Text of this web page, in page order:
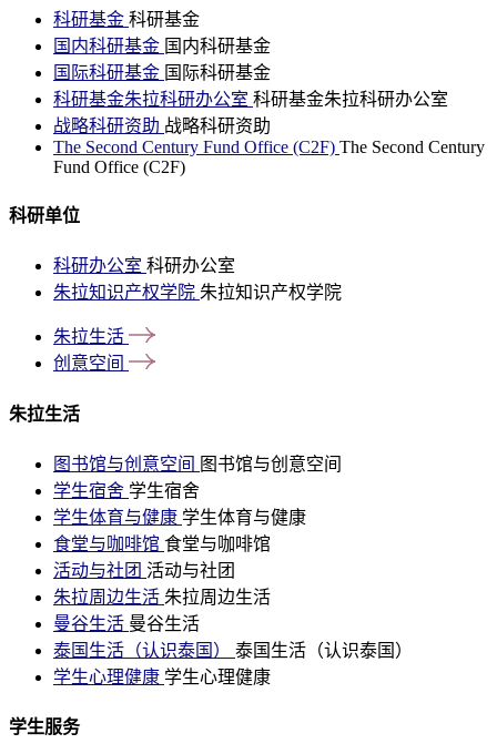
科研基金 科研基金
国内科研基金 国内科研基金
国际科研基金 国际科研基金
科研基金朱拉科研办公室 科研基金朱拉科研办公室
战略科研资助 战略科研资助
The Second Century Fund Office (C2F) The Second Century
Fund Office (C2F)
科研单位
科研办公室 科研办公室
朱拉知识产权学院 朱拉知识产权学院
朱拉生活
创意空间
朱拉生活
图书馆与创意空间 图书馆与创意空间
学生宿舍 学生宿舍
学生体育与健康 学生体育与健康
食堂与咖啡馆 食堂与咖啡馆
活动与社团 活动与社团
朱拉周边生活 朱拉周边生活
曼谷生活 曼谷生活
泰国生活（认识泰国） 泰国生活（认识泰国）
学生心理健康 学生心理健康
学生服务